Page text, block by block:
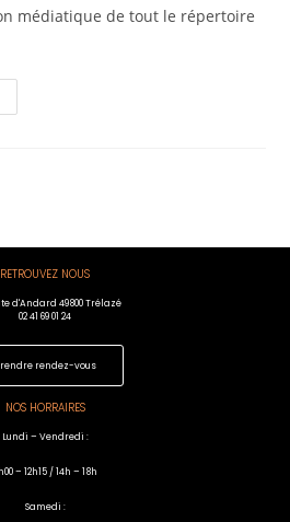
médiatique de tout le répertoire
RETROUVEZ NOUS
d'Andard 49800 Trélazé
02 41 69 01 24
rendez-vous
NOS HORRAIRES
Lundi – Vendredi :
– 12h15 / 14h – 18h
Samedi :